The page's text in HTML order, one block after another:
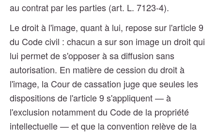
au contrat par les parties (art. L. 7123-4).
Le droit à l'image, quant à lui, repose sur l'article 9
du Code civil : chacun a sur son image un droit qui
lui permet de s'opposer à sa diffusion sans
autorisation. En matière de cession du droit à
l'image, la Cour de cassation juge que seules les
dispositions de l'article 9 s'appliquent — à
l'exclusion notamment du Code de la propriété
intellectuelle — et que la convention relève de la